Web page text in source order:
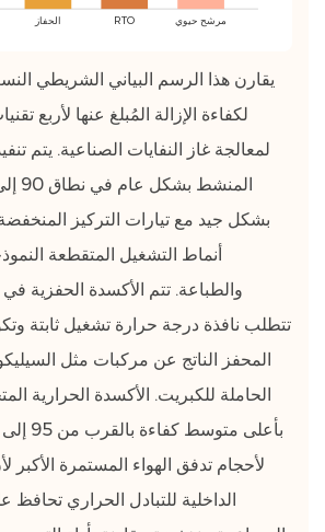
الحفاز RTO مرشح حيوي
يقارن هذا الرسم البياني الشريطي
لكفاءة الإزالة المُبلغ عنها لأربع
لمعالجة غاز النفايات الصناعية. يتم
بشكل جيد مع تيارات التركيز
أنماط التشغيل المتقطعة
والطباعة. تتم الأكسدة الحفزية
تتطلب نافذة درجة حرارة تشغيل ثابتة
المحفز الناتج عن مركبات مثل
الحاملة للكبريت. الأكسدة الحرارية
لأحجام تدفق الهواء المستمرة الأكبر
الداخلية للتبادل الحراري